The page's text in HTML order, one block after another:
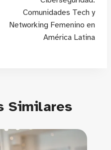
Comunidades Tech y
Networking Femenino en
América Latina
Similares